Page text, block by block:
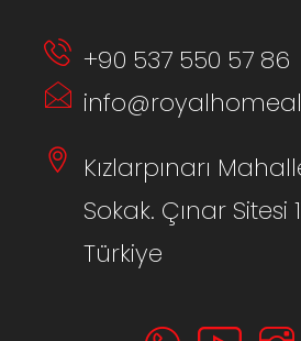
+90 537 550 57 86
Kızlarpınarı
Sokak. Çınar Sitesi
Türkiye